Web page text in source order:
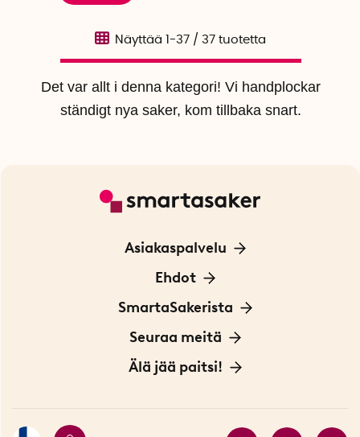
Det var allt i denna kategori! Vi handplockar
ständigt nya saker, kom tillbaka snart.
Näyttää 1-37 / 37 tuotetta
Asiakaspalvelu
Ota yhteyttä
Ehdot
Tietoa evästeistä
Yksityisyydensuoja
Sopimusehdot
SmartaSakerista
Meistä
Myymälä Tukholmassa
Seuraa meitä
Innovaattoriblogi
Älä jää paitsi!